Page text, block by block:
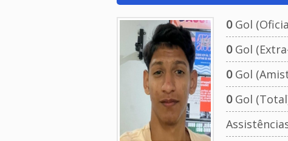
0Gol
0Gol
0Gol
0Gol